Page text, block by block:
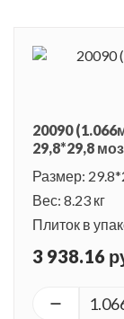
20090
29,8*29,8
Размер:
Вес: 8.23 кг
Плиток в
3 938.16